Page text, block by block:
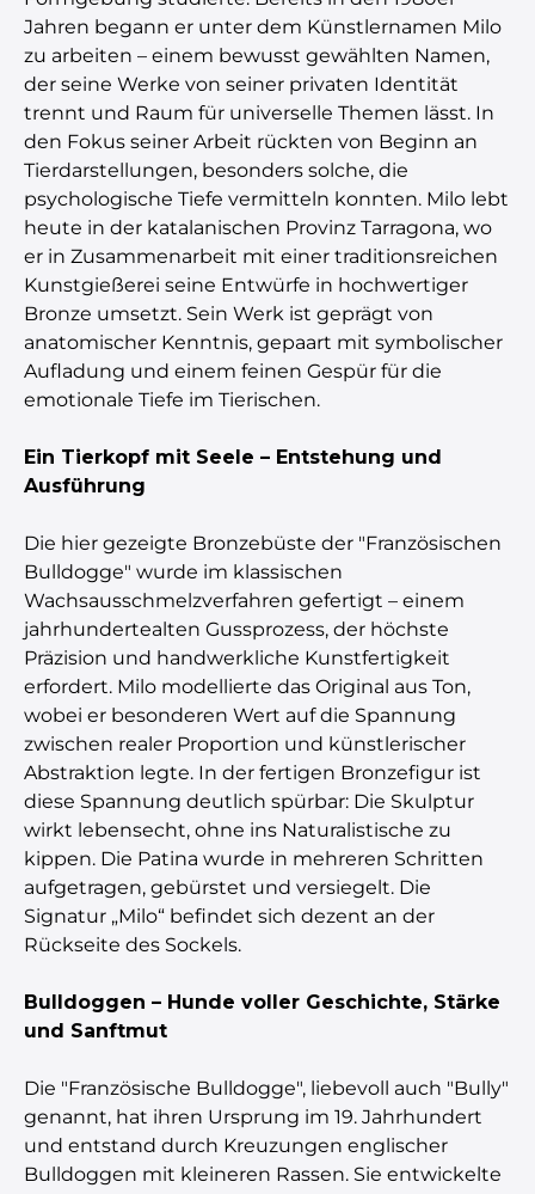
Jahren begann er unter dem Künstlernamen Milo
zu arbeiten – einem bewusst gewählten Namen,
der seine Werke von seiner privaten Identität
trennt und Raum für universelle Themen lässt. In
den Fokus seiner Arbeit rückten von Beginn an
Tierdarstellungen, besonders solche, die
psychologische Tiefe vermitteln konnten. Milo lebt
heute in der katalanischen Provinz Tarragona, wo
er in Zusammenarbeit mit einer traditionsreichen
Kunstgießerei seine Entwürfe in hochwertiger
Bronze umsetzt. Sein Werk ist geprägt von
anatomischer Kenntnis, gepaart mit symbolischer
Aufladung und einem feinen Gespür für die
emotionale Tiefe im Tierischen.
Ein Tierkopf mit Seele – Entstehung und
Ausführung
Die hier gezeigte Bronzebüste der "Französischen
Bulldogge" wurde im klassischen
Wachsausschmelzverfahren gefertigt – einem
jahrhundertealten Gussprozess, der höchste
Präzision und handwerkliche Kunstfertigkeit
erfordert. Milo modellierte das Original aus Ton,
wobei er besonderen Wert auf die Spannung
zwischen realer Proportion und künstlerischer
Abstraktion legte. In der fertigen Bronzefigur ist
diese Spannung deutlich spürbar: Die Skulptur
wirkt lebensecht, ohne ins Naturalistische zu
kippen. Die Patina wurde in mehreren Schritten
aufgetragen, gebürstet und versiegelt. Die
Signatur „Milo“ befindet sich dezent an der
Rückseite des Sockels.
Bulldoggen – Hunde voller Geschichte, Stärke
und Sanftmut
Die "Französische Bulldogge", liebevoll auch "Bully"
genannt, hat ihren Ursprung im 19. Jahrhundert
und entstand durch Kreuzungen englischer
Bulldoggen mit kleineren Rassen. Sie entwickelte